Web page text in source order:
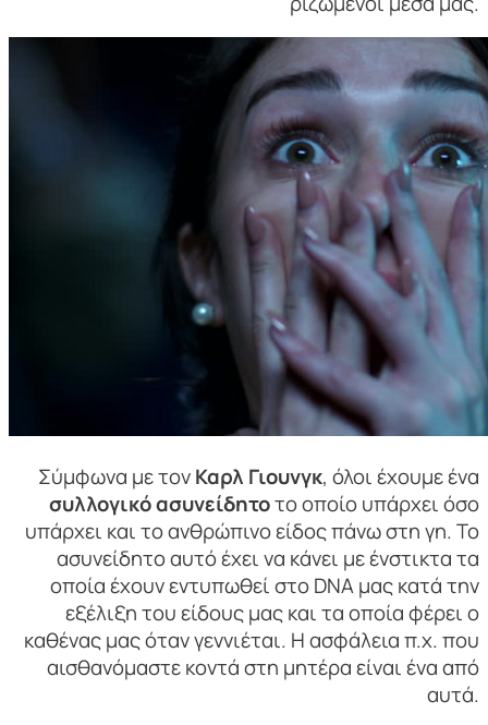
Σύμφωνα με τονΚαρλ Γιουνγκ, όλοι έχουμε ένα
συλλογικό ασυνείδητοτο οποίο υπάρχει όσο
υπάρχει και το ανθρώπινο είδος πάνω στη γη. Το
ασυνείδητο αυτό έχει να κάνει με ένστικτα τα
οποία έχουν εντυπωθεί στο DNA μας κατά την
εξέλιξη του είδους μας και τα οποία φέρει ο
καθένας μας όταν γεννιέται. Η ασφάλεια π.χ. που
αισθανόμαστε κοντά στη μητέρα είναι ένα από
αυτά.